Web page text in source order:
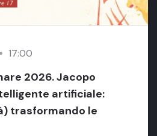
17:00
2026. Jacopo
artificiale:
trasformando le